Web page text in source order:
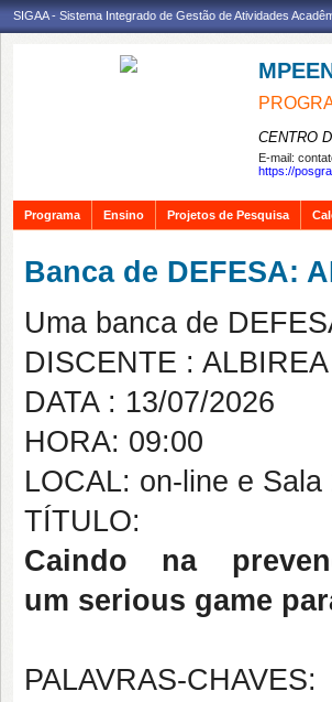
SIGAA - Sistema Integrado de Gestão de Atividades
CENTRO
E-mail:
https://
Programa Ensino Projetos de Pesquisa
Banca de DEFESA:
Uma banca de
DISCENTE :
DATA : 13/07/2026
HORA: 09:00
LOCAL: on-line e
TÍTULO:
Caindo na
um serious game
PALAVRAS-CHAVES: